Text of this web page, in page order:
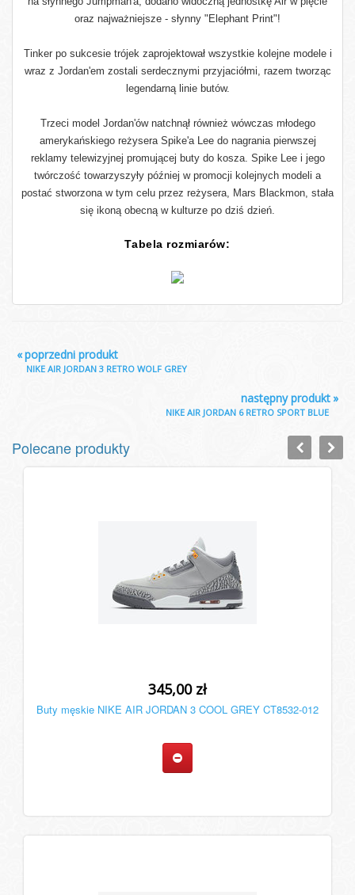
oraz najważniejsze - słynny "Elephant Print"!
Tinker po sukcesie trójek zaprojektował wszystkie kolejne modele i
wraz z Jordan'em zostali serdecznymi przyjaciółmi, razem tworząc
legendarną linie butów.
Trzeci model Jordan'ów natchnął również wówczas młodego
amerykańskiego reżysera Spike'a Lee do nagrania pierwszej
reklamy telewizyjnej promującej buty do kosza. Spike Lee i jego
twórczość towarzyszyły później w promocji kolejnych modeli a
postać stworzona w tym celu przez reżysera, Mars Blackmon, stała
się ikoną obecną w kulturze po dziś dzień.
Tabela rozmiarów:
«poprzedni produkt
NIKE AIR JORDAN 3 RETRO WOLF GREY
»
następny produkt
NIKE AIR JORDAN 6 RETRO SPORT BLUE
Polecane produkty
345,00 zł
Buty męskie NIKE AIR JORDAN 3 COOL GREY CT8532-012